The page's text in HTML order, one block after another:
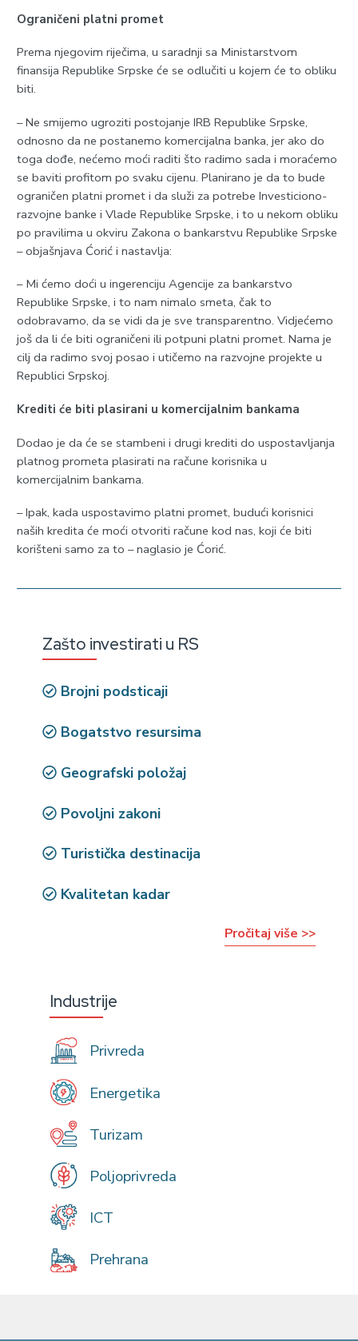
Ograničeni platni promet
Prema njegovim riječima, u saradnji sa Ministarstvom
finansija Republike Srpske će se odlučiti u kojem će to obliku
biti.
– Ne smijemo ugroziti postojanje IRB Republike Srpske,
odnosno da ne postanemo komercijalna banka, jer ako do
toga dođe, nećemo moći raditi što radimo sada i moraćemo
se baviti profitom po svaku cijenu. Planirano je da to bude
ograničen platni promet i da služi za potrebe Investiciono-
razvojne banke i Vlade Republike Srpske, i to u nekom obliku
po pravilima u okviru Zakona o bankarstvu Republike Srpske
– objašnjava Ćorić i nastavlja:
– Mi ćemo doći u ingerenciju Agencije za bankarstvo
Republike Srpske, i to nam nimalo smeta, čak to
odobravamo, da se vidi da je sve transparentno. Vidjećemo
još da li će biti ograničeni ili potpuni platni promet. Nama je
cilj da radimo svoj posao i utičemo na razvojne projekte u
Republici Srpskoj.
Krediti će biti plasirani u komercijalnim bankama
Dodao je da će se stambeni i drugi krediti do uspostavljanja
platnog prometa plasirati na račune korisnika u
komercijalnim bankama.
– Ipak, kada uspostavimo platni promet, budući korisnici
naših kredita će moći otvoriti račune kod nas, koji će biti
korišteni samo za to – naglasio je Ćorić.
Zašto investirati u RS
Brojni podsticaji
Bogatstvo resursima
Geografski položaj
Povoljni zakoni
Turistička destinacija
Kvalitetan kadar
Pročitaj više >>
Industrije
Privreda
Energetika
Turizam
Poljoprivreda
ICT
Prehrana